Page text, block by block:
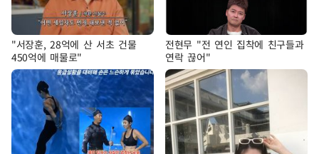
"서장훈, 28억에 산 서초 건물
450억에 매물로"
전현무 "전 연인 집착에 친구들과
연락 끊어"